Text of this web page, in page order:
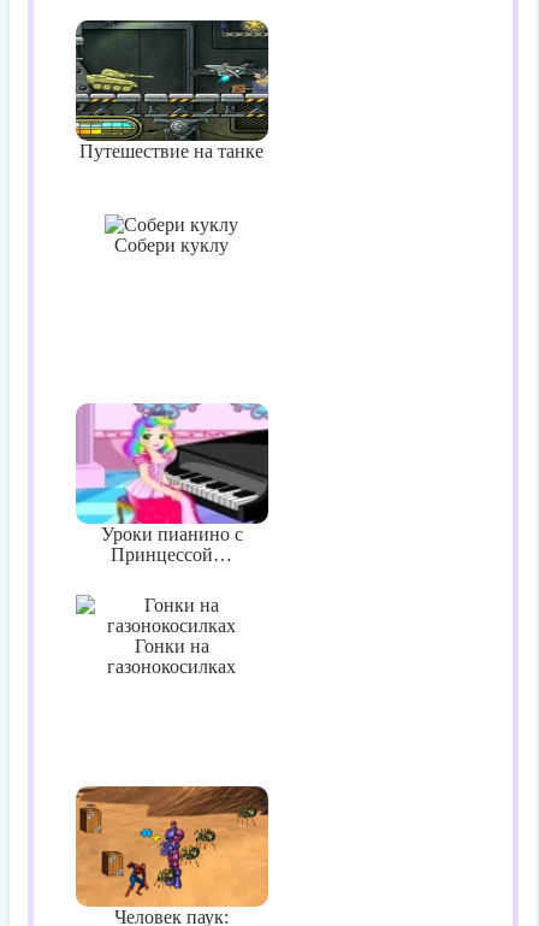
Путешествие на танке
Собери куклу
Уроки пианино с
Принцессой…
Гонки на
газонокосилках
Человек паук: